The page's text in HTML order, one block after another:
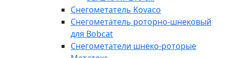
Снегометатель Kovaco
Снегометатель роторно-шнековый
для Bobcat
Снегометатели шнеко-роторые